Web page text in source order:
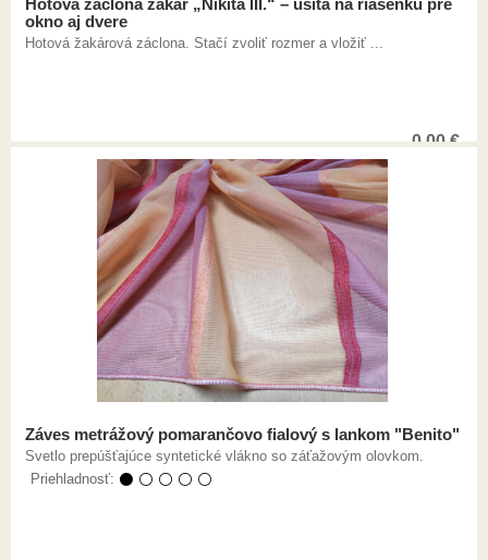
Hotová záclona žakár „Nikita III.“ – ušitá na riasenku pre
okno aj dvere
Hotová žakárová záclona. Stačí zvoliť rozmer a vložiť ...
0,00€
Záves metrážový pomarančovo fialový s lankom "Benito"
Svetlo prepúšťajúce syntetické vlákno so záťažovým olovkom.
Priehladnosť: ⚫ ⚪ ⚪ ⚪ ⚪